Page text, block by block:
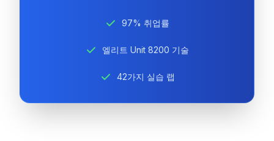
97% 취업률
엘리트 Unit 8200 기술
42가지 실습 랩